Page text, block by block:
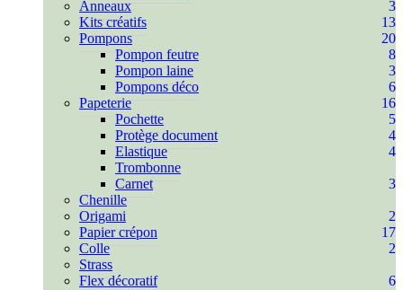
Anneaux
3
Kits créatifs
13
Pompons
20
Pompon feutre
8
Pompon laine
3
Pompons déco
6
Papeterie
16
Pochette
5
Protège document
4
Elastique
4
Trombonne
Carnet
3
Chenille
Origami
2
Papier crépon
17
Colle
2
Strass
Flex décoratif
6